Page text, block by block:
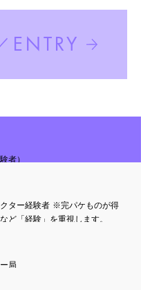
ENTRY
者）
ター経験者 ※完パケものが得
ど「経験」を重視します。
局